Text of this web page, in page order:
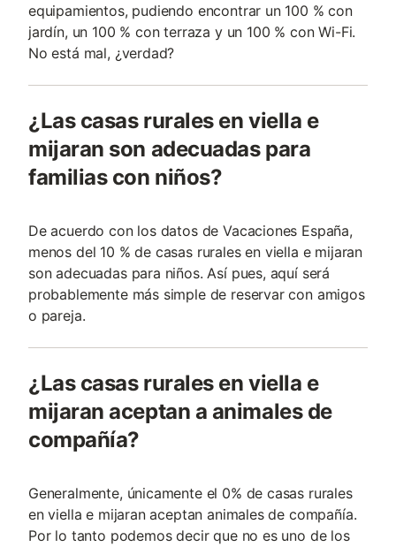
equipamientos, pudiendo encontrar un 100 % con
jardín, un 100 % con terraza y un 100 % con Wi-Fi.
No está mal, ¿verdad?
¿Las casas rurales en viella e
mijaran son adecuadas para
familias con niños?
De acuerdo con los datos de Vacaciones España,
menos del 10 % de casas rurales en viella e mijaran
son adecuadas para niños. Así pues, aquí será
probablemente más simple de reservar con amigos
o pareja.
¿Las casas rurales en viella e
mijaran aceptan a animales de
compañía?
Generalmente, únicamente el 0% de casas rurales
en viella e mijaran aceptan animales de compañía.
Por lo tanto podemos decir que no es uno de los